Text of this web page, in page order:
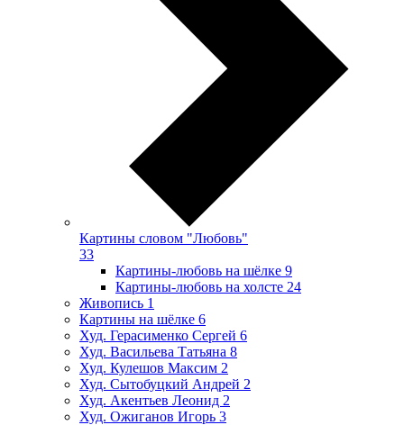
Картины словом "Любовь"
33
Картины-любовь на шёлке 9
Картины-любовь на холсте 24
Живопись 1
Картины на шёлке 6
Худ. Герасименко Сергей 6
Худ. Васильева Татьяна 8
Худ. Кулешов Максим 2
Худ. Сытобуцкий Андрей 2
Худ. Акентьев Леонид 2
Худ. Ожиганов Игорь 3